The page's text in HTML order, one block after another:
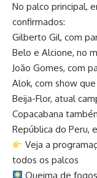
No palco principal,
confirmados:
Gilberto Gil, com
Belo e Alcione, no
João Gomes, com
Alok, com show
Beija-Flor, atual
Copacabana
República do Peru,
Veja a
todos os palcos
Queima de fogos